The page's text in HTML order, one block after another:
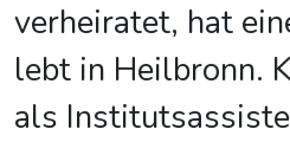
verheiratet, hat
lebt in Heilbronn.
als